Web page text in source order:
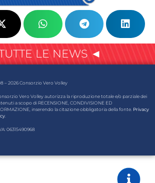
LE NEWS ◄
– 2026 Consorzio Vero Volley
Vero Volley autorizza la riproduzione totale e/o parziale dei
a scopo di RECENSIONE, CONDIVISIONE ED
inserendo la citazione obbligatoria della fonte. Privacy
06315490968